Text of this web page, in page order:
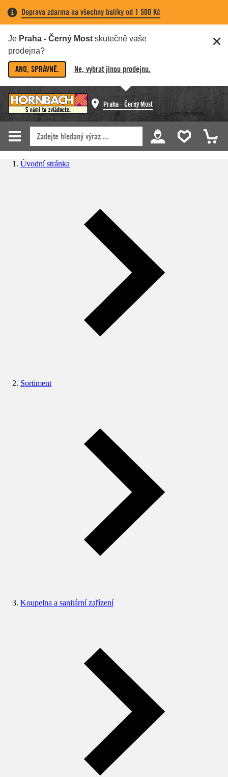
Doprava zdarma na všechny balíky od 1 500 Kč
Je Praha - Černý Most skutečně vaše
prodejna?
ANO, SPRÁVNĚ. Ne, vybrat jinou prodejnu.
Praha - Černý Most
Úvodní stránka
Sortiment
Koupelna a sanitární zařízení